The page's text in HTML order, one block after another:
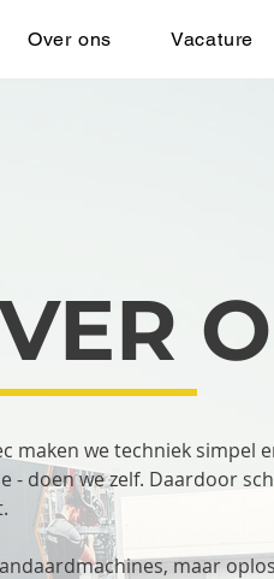
Over ons Vacature
maken we techniek simpel
- doen we zelf. Daardoor
maar